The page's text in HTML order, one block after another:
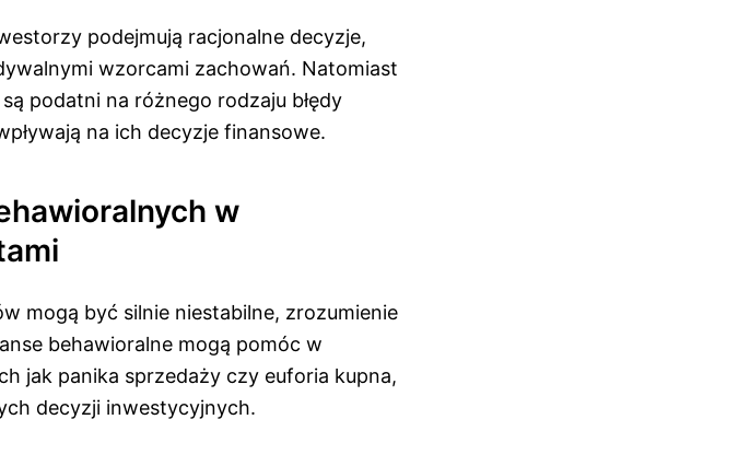
podejmują racjonalne decyzje,
wzorcami zachowań. Natomiast
podatni na różnego rodzaju błędy
na ich decyzje finansowe.
w
mogą być silnie niestabilne, zrozumienie
behawioralne mogą pomóc w
jak panika sprzedaży czy euforia kupna,
decyzji inwestycyjnych.